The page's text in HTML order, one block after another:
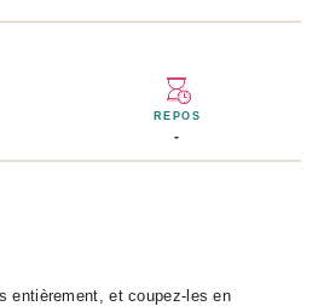
REPOS
-
entièrement, et coupez-les en